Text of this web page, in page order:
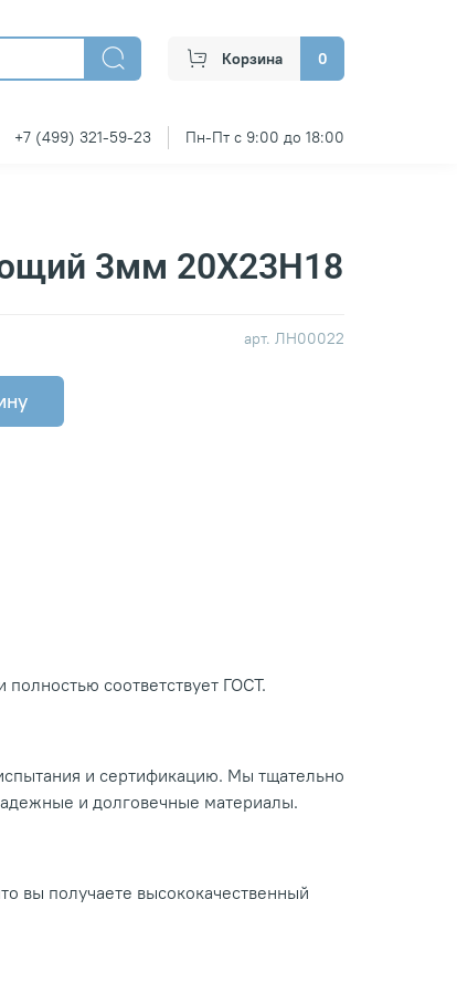
Корзина 0
+7 (499) 321-59-23 Пн-Пт с 9:00 до 18:00
арт. ЛН00022
3мм 20Х23Н18
соответствует ГОСТ.
и сертификацию. Мы тщательно
и долговечные материалы.
вы получаете высококачественный